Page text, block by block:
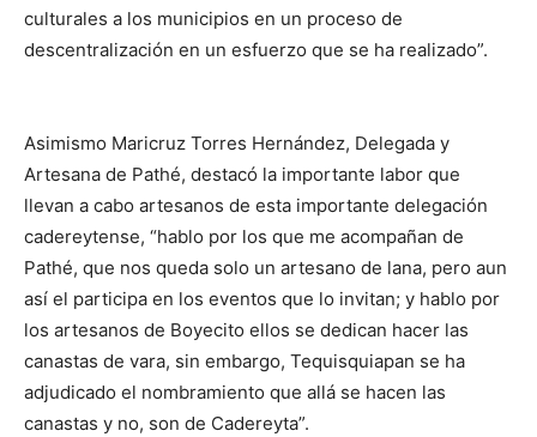
culturales a los municipios en un proceso de
descentralización en un esfuerzo que se ha realizado”.
Asimismo Maricruz Torres Hernández, Delegada y
Artesana de Pathé, destacó la importante labor que
llevan a cabo artesanos de esta importante delegación
cadereytense, “hablo por los que me acompañan de
Pathé, que nos queda solo un artesano de lana, pero aun
así el participa en los eventos que lo invitan; y hablo por
los artesanos de Boyecito ellos se dedican hacer las
canastas de vara, sin embargo, Tequisquiapan se ha
adjudicado el nombramiento que allá se hacen las
canastas y no, son de Cadereyta”.